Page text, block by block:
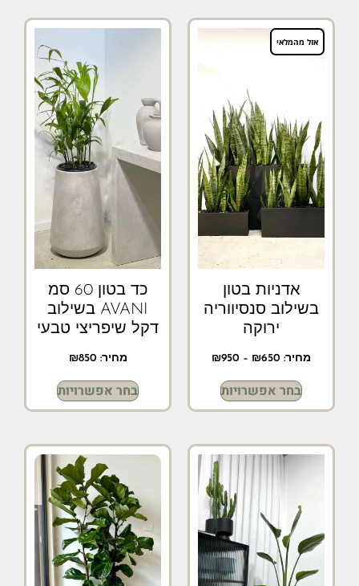
אזל מהמלאי
אדניות בטון
בשילוב סנסיווריה
ירוקה
מחיר: ₪650
–
₪950
בחר אפשרויות
כד בטון 60 סמ
AVANI בשילוב
דקל שיפריצי טבעי
מחיר: ₪850
בחר אפשרויות